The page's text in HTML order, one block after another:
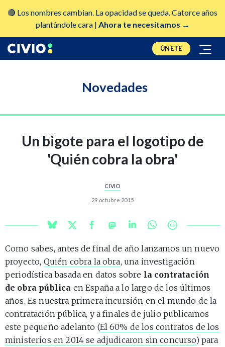
🔴 Los nombres cambian. La opacidad se queda. Catorce años
plantándole cara | Ahora te necesitamos →
ÚNETE
Novedades
Un bigote para el logotipo de
'Quién cobra la obra'
CIVIO
29 octubre 2015
Como sabes, antes de final de año lanzamos un nuevo
proyecto, Quién cobra la obra, una investigación
periodística basada en datos sobre la contratación
de obra pública en España a lo largo de los últimos
años. Es nuestra primera incursión en el mundo de la
contratación pública, y a finales de julio publicamos
este pequeño adelanto (El 60% de los contratos de los
ministerios en 2014 se adjudicaron sin concurso) para